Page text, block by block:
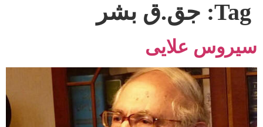
Tag: جق.ق بشر
سیروس علایی